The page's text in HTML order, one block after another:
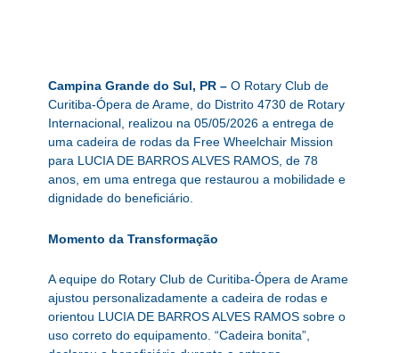
Campina Grande do Sul, PR –O Rotary Club de
Curitiba-Ópera de Arame, do Distrito 4730 de Rotary
Internacional, realizou na 05/05/2026 a entrega de
uma cadeira de rodas da Free Wheelchair Mission
para LUCIA DE BARROS ALVES RAMOS, de 78
anos, em uma entrega que restaurou a mobilidade e
dignidade do beneficiário.
Momento da Transformação
A equipe do Rotary Club de Curitiba-Ópera de Arame
ajustou personalizadamente a cadeira de rodas e
orientou LUCIA DE BARROS ALVES RAMOS sobre o
uso correto do equipamento. “Cadeira bonita”,